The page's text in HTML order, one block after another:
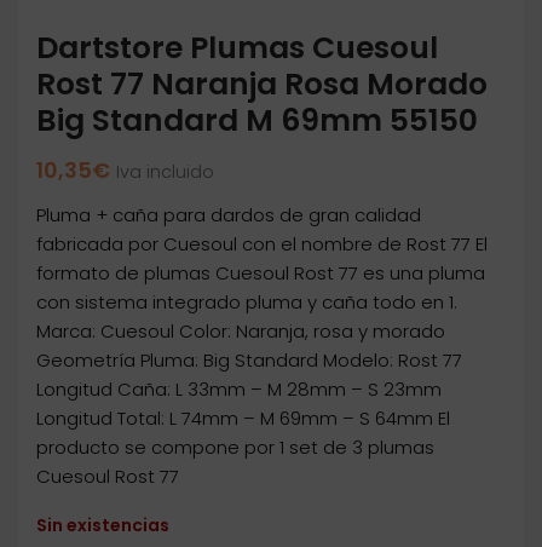
Dartstore Plumas Cuesoul
Rost 77 Naranja Rosa Morado
Big Standard M 69mm 55150
10,35€ Iva incluido
Pluma + caña para dardos de gran calidad
fabricada por Cuesoul con el nombre de Rost 77 El
formato de plumas Cuesoul Rost 77 es una pluma
con sistema integrado pluma y caña todo en 1.
Marca: Cuesoul Color: Naranja, rosa y morado
Geometría Pluma: Big Standard Modelo: Rost 77
Longitud Caña: L 33mm – M 28mm – S 23mm
Longitud Total: L 74mm – M 69mm – S 64mm El
producto se compone por 1 set de 3 plumas
Cuesoul Rost 77
Sin existencias